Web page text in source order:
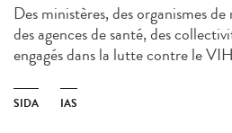
Des ministères, des organismes
des agences de santé, des
engagés dans la lutte contre le
SIDA IAS